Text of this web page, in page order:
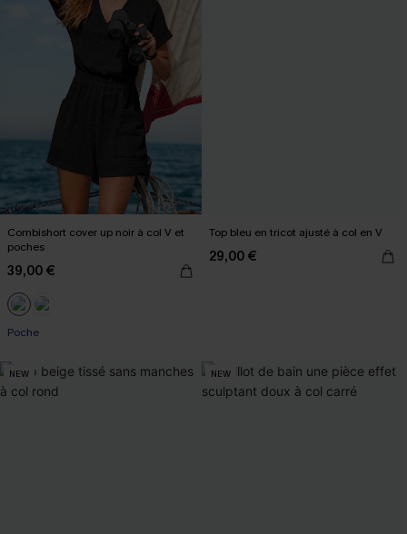
Combishort cover up noir à col V et
poches
39,00 €
Poche
Top bleu en tricot ajusté à col en V
29,00 €
NEW NEW